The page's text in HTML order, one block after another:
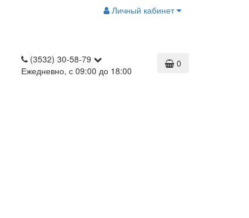
Личный кабинет
(3532) 30-58-79
Ежедневно, с 09:00 до 18:00
0